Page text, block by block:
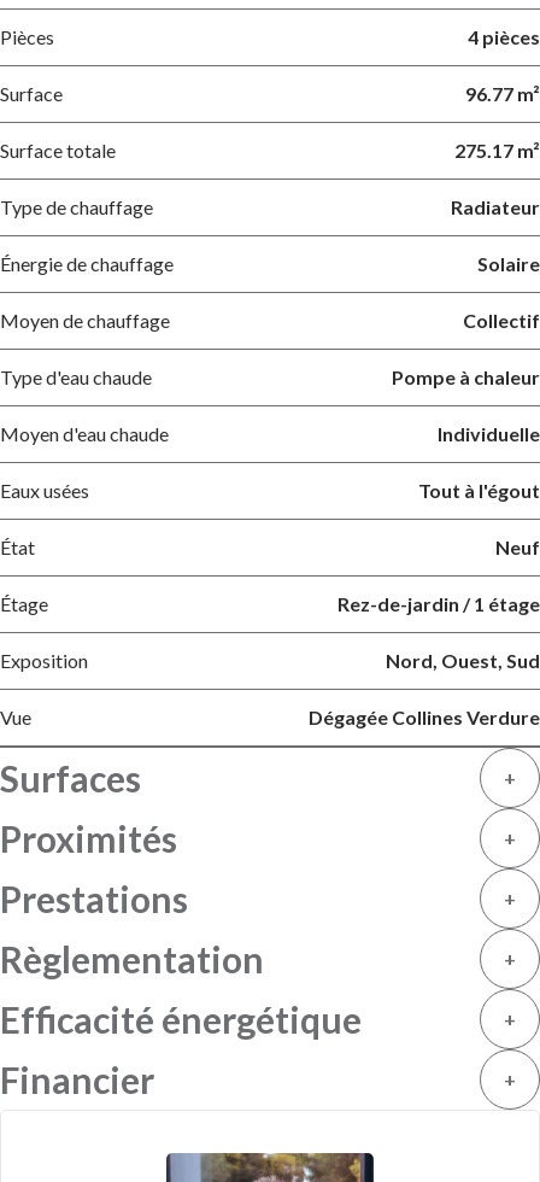
Pièces 4 pièces
Surface 96.77 m²
Surface totale 275.17 m²
Type de chauffage Radiateur
Énergie de chauffage Solaire
Moyen de chauffage Collectif
Type d'eau chaude Pompe à chaleur
Moyen d'eau chaude Individuelle
Eaux usées Tout à l'égout
État Neuf
Étage Rez-de-jardin / 1 étage
Exposition Nord, Ouest, Sud
Vue Dégagée Collines Verdure
Surfaces +
Proximités +
Prestations +
Règlementation +
Efficacité énergétique +
Financier +